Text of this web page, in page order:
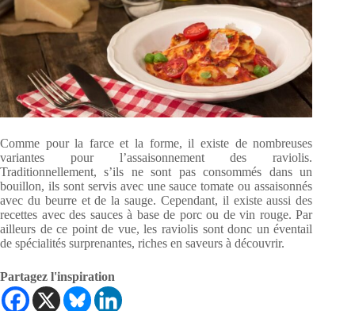
Comme pour la farce et la forme, il existe de nombreuses
variantes pour l’assaisonnement des raviolis.
Traditionnellement, s’ils ne sont pas consommés dans un
bouillon, ils sont servis avec une sauce tomate ou assaisonnés
avec du beurre et de la sauge. Cependant, il existe aussi des
recettes avec des sauces à base de porc ou de vin rouge. Par
ailleurs de ce point de vue, les raviolis sont donc un éventail
de spécialités surprenantes, riches en saveurs à découvrir.
Partagez l'inspiration